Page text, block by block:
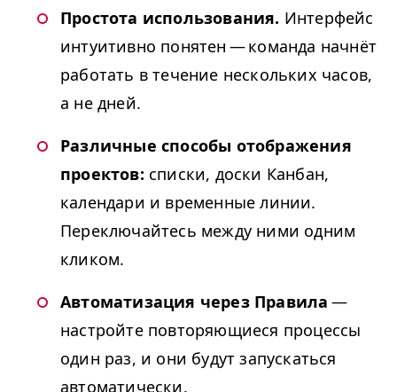
Простота использования. Интерфейс
интуитивно понятен — команда начнёт
работать в течение нескольких часов,
а не дней.
Различные способы отображения
проектов: списки, доски Канбан,
календари и временные линии.
Переключайтесь между ними одним
кликом.
Автоматизация через Правила —
настройте повторяющиеся процессы
один раз, и они будут запускаться
автоматически.